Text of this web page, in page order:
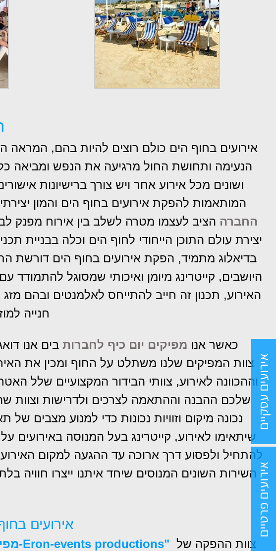
אירועים בחוף הים כולם רוצים להיות בהם,
הנעימה ותחושת החול מרגיעה את הנפש ומביאה
ושונים מכל אירוע אחר ויש צורך ברישיונות
המותאמות להפקת אירועים בחוף הים והמון
החברה הציב לעצמו מטרה לשלב בין אירוח מפנק
יצירת עולם התוכן הייחודי לחוף הים וכלה בבניית
בדיאלוג מתמיד, הפקת אירועים בחוף הים דורשת
היושבים, קייטרינג מיומן ואיכותי שמסוגל
האירוע, תכנון זה חייב להתייחס לאלמנטים ובהם מזג
חנייה
כאשר אנו מפיקים יום כיף לחברות בים אנו
צוות המפיקים שלנו משתלט על החוף ומכין את
וההכוונה לאירוע, צוותי הבידור המקצועיים שלל
שלכם ההבנה וההתאמה לצרכים ולדרישות וצוות
נכונה מיקום וזוויות נכונות כדי למנוע מצבים של
שיתאימו לאירוע, קייטרינג בעל המנוסה
להתחיל ולפסוע דרך ארוכה עד ההגעה למקום
השירות השונים המנוסים שיחד איתנו ייצרו חוויה
אירועים
צוות ההפקה של "Eron-events productions-מפיקים אירועים מנצחים"
אירועים עסקיים
אירועים פרטיים